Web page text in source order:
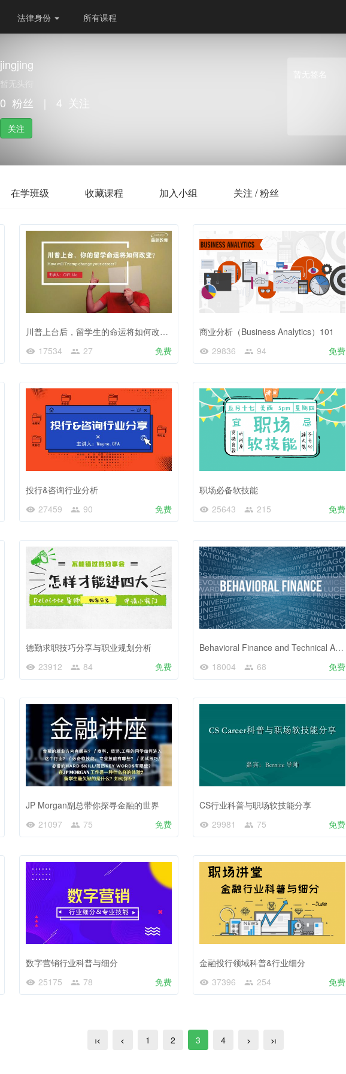
法律身份 所有课程
jingjing
暂无头衔
0 粉丝 4 关注
关注
在学班级 收藏课程 加入小组 关注 / 粉丝
川普上台后，留学生的命运将如何改变？
17534
27 免费
商业分析（Business Analytics）101
29836
94 免费
投行&咨询行业分析
27459
90 免费
职场必备软技能
25643
215 免费
德勤求职技巧分享与职业规划分析
23912
84 免费
Behavioral Finance and Technical Analysis
18004
68 免费
JP Morgan副总带你探寻金融的世界
21097
75 免费
CS行业科普与职场软技能分享
29981
75 免费
数字营销行业科普与细分
25175
78 免费
金融投行领域科普&行业细分
37396
254 免费
1 2 3 4